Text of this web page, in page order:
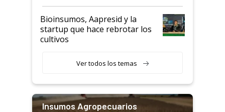
Bioinsumos, Aapresid y la
startup que hace rebrotar los
cultivos
Ver todos los temas
Insumos Agropecuarios